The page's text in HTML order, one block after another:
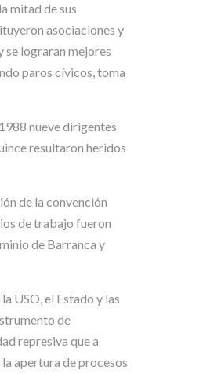
mitad de sus
asociaciones y
se lograran mejores
paros cívicos, toma
nueve dirigentes
resultaron heridos
de la convención
de trabajo fueron
de Barranca y
USO, el Estado y las
de
represiva que a
apertura de procesos